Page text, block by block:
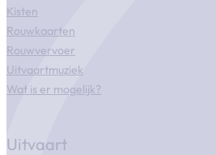
Kisten
Rouwkaarten
Rouwvervoer
Uitvaartmuziek
Wat is er mogelijk?
Uitvaart